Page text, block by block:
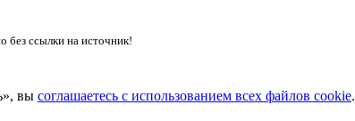
без ссылки на источник!
вы соглашаетесь с использованием всех файлов cookie.